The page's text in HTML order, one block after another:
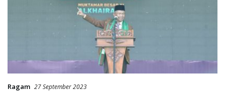
Ragam 27 September 2023